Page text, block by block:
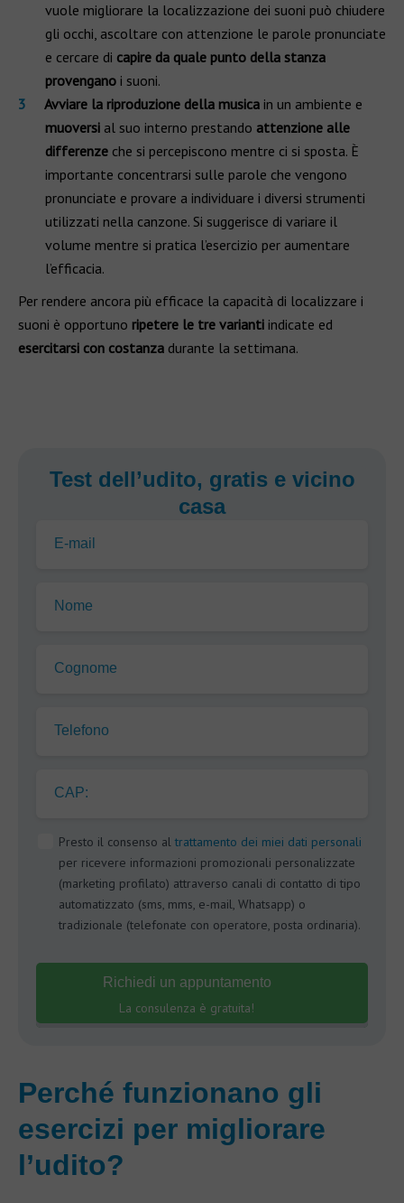
vuole migliorare la localizzazione dei suoni può chiudere
gli occhi, ascoltare con attenzione le parole pronunciate
e cercare di capire da quale punto della stanza
provengano i suoni.
Avviare la riproduzione della musica in un ambiente e
muoversi al suo interno prestando attenzione alle
differenze che si percepiscono mentre ci si sposta. È
importante concentrarsi sulle parole che vengono
pronunciate e provare a individuare i diversi strumenti
utilizzati nella canzone. Si suggerisce di variare il
volume mentre si pratica l’esercizio per aumentare
l’efficacia.
Per rendere ancora più efficace la capacità di localizzare i
suoni è opportuno ripetere le tre varianti indicate ed
esercitarsi con costanza durante la settimana.
Test dell’udito, gratis e vicino
casa
E-mail
Nome
Cognome
Telefono
CAP:
Presto il consenso al trattamento dei miei dati personali
per ricevere informazioni promozionali personalizzate
(marketing profilato) attraverso canali di contatto di tipo
automatizzato (sms, mms, e-mail, Whatsapp) o
tradizionale (telefonate con operatore, posta ordinaria).
Richiedi un appuntamento
La consulenza è gratuita!
Perché funzionano gli
esercizi per migliorare
l’udito?